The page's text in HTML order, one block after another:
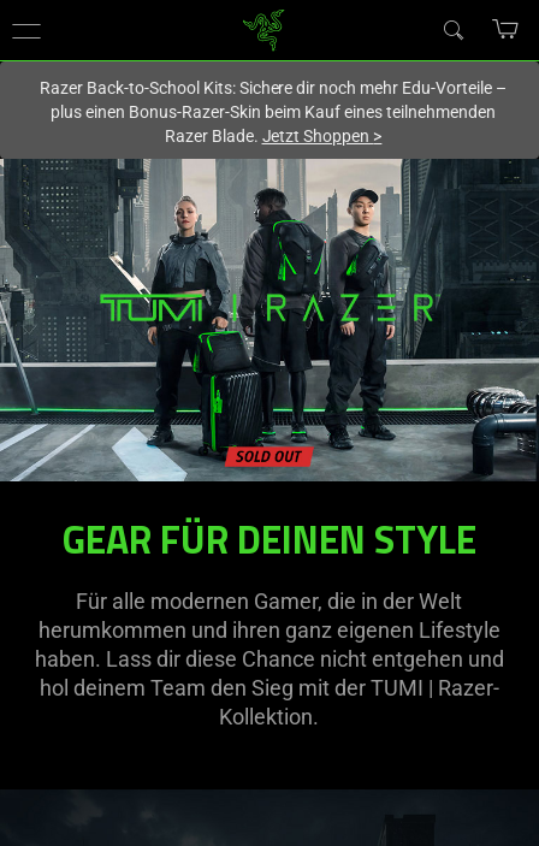
Du befindest dich aktuell auf der Website von
Razer Back-to-School Kits: Sichere dir noch mehr Edu-Vorteile –
plus einen Bonus-Razer-Skin beim Kauf eines teilnehmenden
Razer Blade. Jetzt Shoppen >
GEAR FÜR DEINEN STYLE
Für alle modernen Gamer, die in der Welt
herumkommen und ihren ganz eigenen Lifestyle
haben. Lass dir diese Chance nicht entgehen und
hol deinem Team den Sieg mit der TUMI | Razer-
Kollektion.